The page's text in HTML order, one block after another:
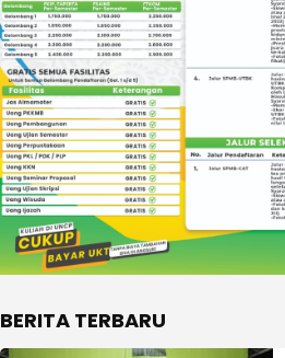
BERITA TERBARU